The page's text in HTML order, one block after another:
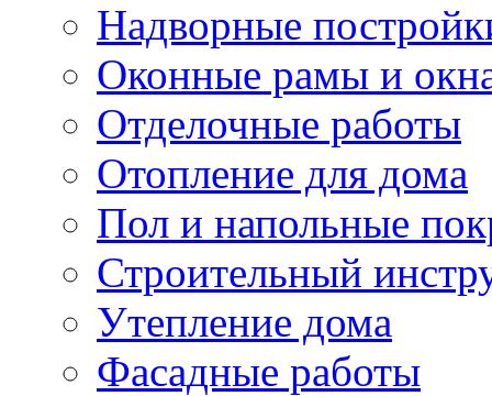
Надворные
Оконные рамы и
Отделочные работы
Отопление для дома
Пол и напольные
Строительный
Утепление дома
Фасадные работы